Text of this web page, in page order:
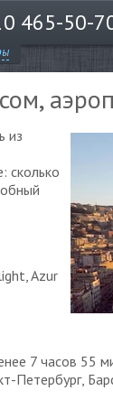
465-50-
из
сколько
Azur
7 часов 55
Петербург,